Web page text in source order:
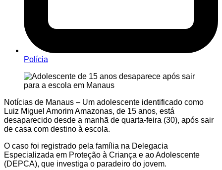
Polícia
Notícias de Manaus – Um adolescente identificado como
Luiz Miguel Amorim Amazonas, de 15 anos, está
desaparecido desde a manhã de quarta-feira (30), após sair
de casa com destino à escola.
O caso foi registrado pela família na Delegacia
Especializada em Proteção à Criança e ao Adolescente
(DEPCA), que investiga o paradeiro do jovem.